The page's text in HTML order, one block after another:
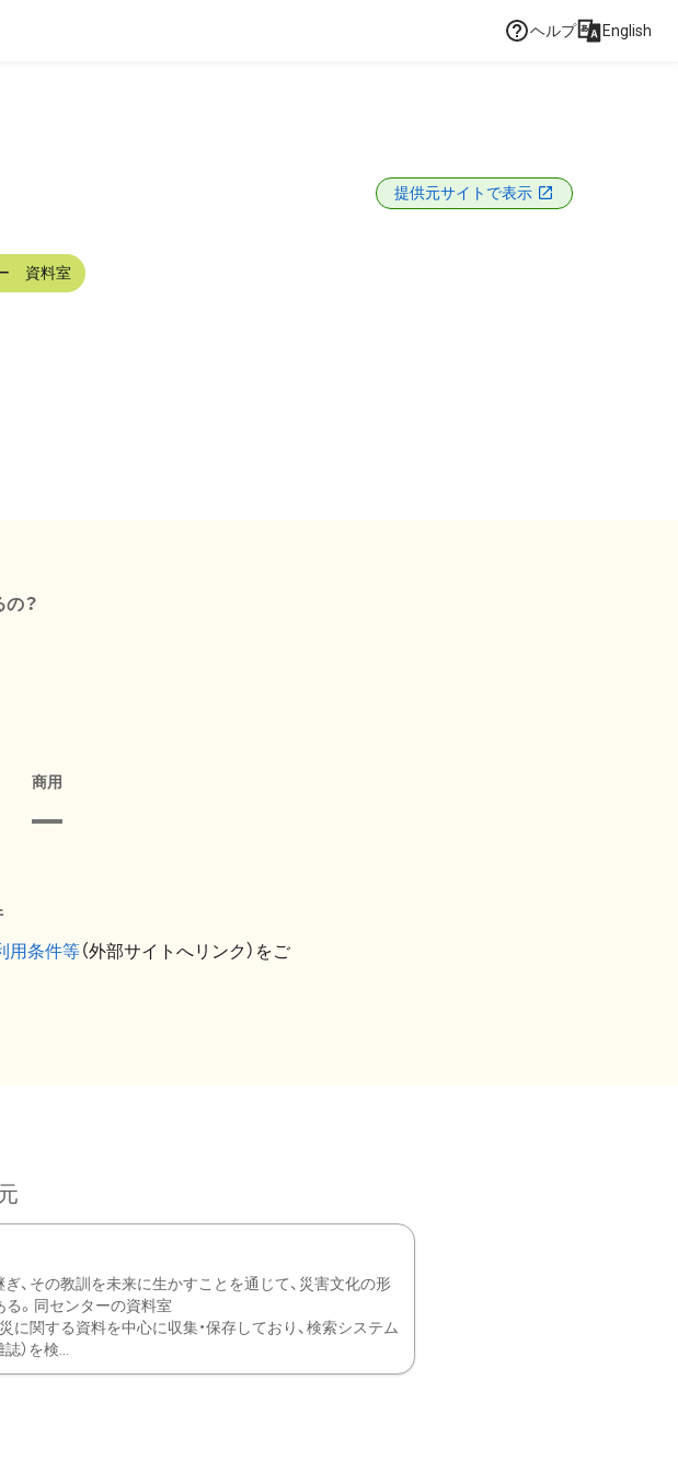
ヘルプ English
提供元サイトで表示
資料室
？
商用
用条件等（外部サイトへリンク）をご
、その教訓を未来に生かすことを通じて、災害文化の形
る。同センターの資料室
関する資料を中心に収集・保存しており、検索システム
）を検...